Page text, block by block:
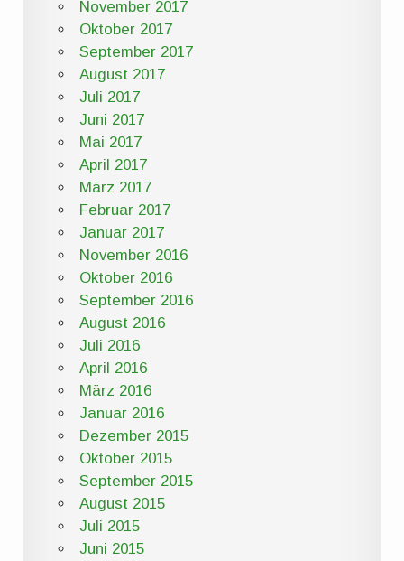
November 2017
Oktober 2017
September 2017
August 2017
Juli 2017
Juni 2017
Mai 2017
April 2017
März 2017
Februar 2017
Januar 2017
November 2016
Oktober 2016
September 2016
August 2016
Juli 2016
April 2016
März 2016
Januar 2016
Dezember 2015
Oktober 2015
September 2015
August 2015
Juli 2015
Juni 2015